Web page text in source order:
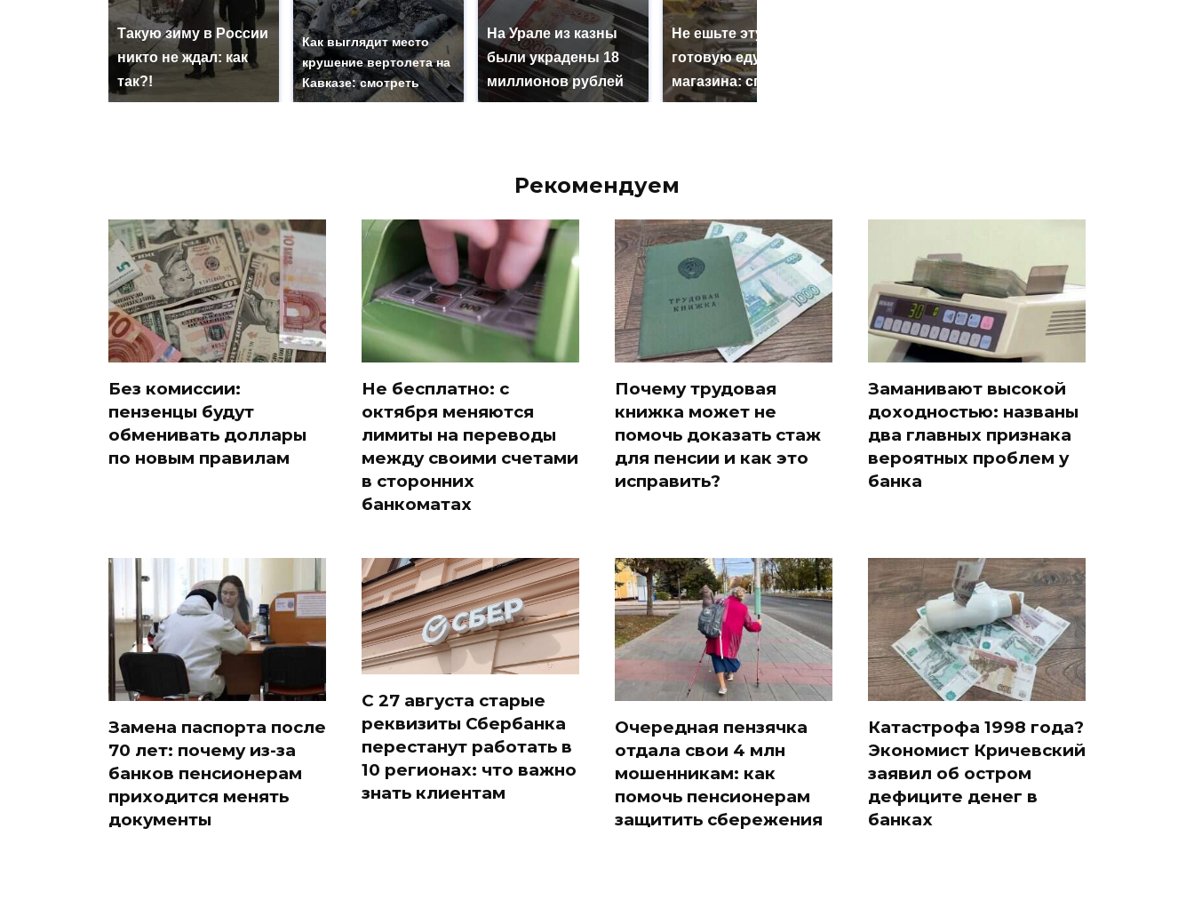
Такую зиму в России
никто не ждал: как
так?!
Как выглядит место
крушение вертолета на
Кавказе: смотреть
На Урале из казны
были украдены 18
миллионов рублей
Не ешьте эту
готовую еду из
магазина: список
Рекомендуем
Без комиссии:
пензенцы будут
обменивать доллары
по новым правилам
Не бесплатно: с
октября меняются
лимиты на переводы
между своими счетами
в сторонних
банкоматах
Почему трудовая
книжка может не
помочь доказать стаж
для пенсии и как это
исправить?
Заманивают высокой
доходностью: названы
два главных признака
вероятных проблем у
банка
Замена паспорта после
70 лет: почему из-за
банков пенсионерам
приходится менять
документы
С 27 августа старые
реквизиты Сбербанка
перестанут работать в
10 регионах: что важно
знать клиентам
Очередная пензячка
отдала свои 4 млн
мошенникам: как
помочь пенсионерам
защитить сбережения
Катастрофа 1998 года?
Экономист Кричевский
заявил об остром
дефиците денег в
банках